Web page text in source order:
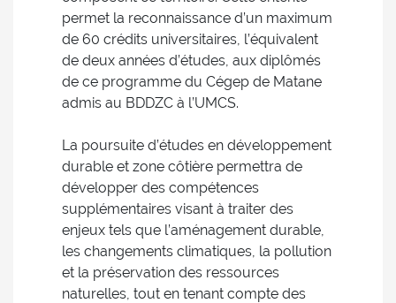
permet la reconnaissance d’un maximum
de 60 crédits universitaires, l’équivalent
de deux années d’études, aux diplômés
de ce programme du Cégep de Matane
admis au BDDZC à l’UMCS.
La poursuite d’études en développement
durable et zone côtière permettra de
développer des compétences
supplémentaires visant à traiter des
enjeux tels que l’aménagement durable,
les changements climatiques, la pollution
et la préservation des ressources
naturelles, tout en tenant compte des